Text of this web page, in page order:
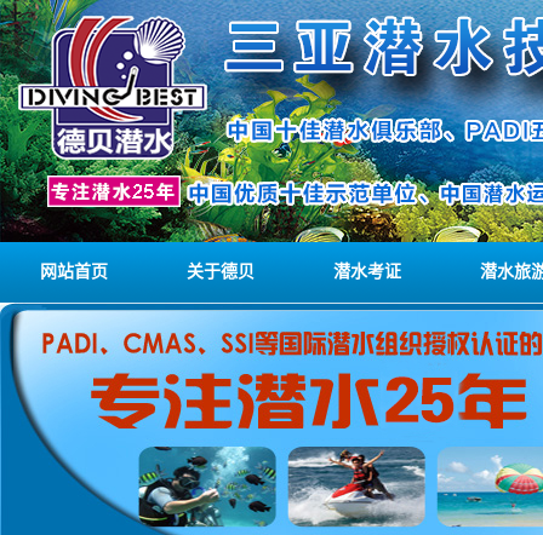
网站首页 关于德贝 潜水考证 潜水旅